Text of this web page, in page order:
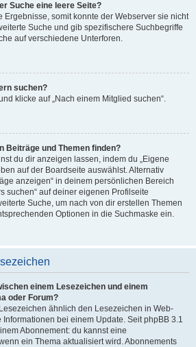
Suche eine leere Seite?
Ergebnisse, somit konnte der Webserver sie nicht
Suche und gib spezifischere Suchbegriffe
auf verschiedene Unterforen.
suchen?
klicke auf „Nach einem Mitglied suchen“.
Beiträge und Themen finden?
du dir anzeigen lassen, indem du „Eigene
auf der Boardseite auswählst. Alternativ
anzeigen“ in deinem persönlichen Bereich
suchen“ auf deiner eigenen Profilseite
Suche, um nach von dir erstellen Themen
Optionen in die Suchmaske ein.
einem Lesezeichen und einem
oder Forum?
ähnlich den Lesezeichen in Web-
Informationen bei einem Update. Seit phpBB 3.1
Abonnement: du kannst eine
ein Thema aktualisiert wird. Abonnements